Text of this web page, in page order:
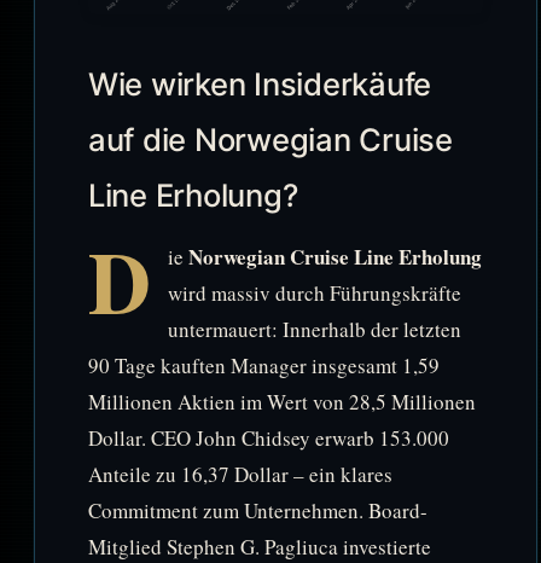
Wie wirken Insiderkäufe
auf die Norwegian Cruise
Line Erholung?
D ie Norwegian Cruise Line Erholung
wird massiv durch Führungskräfte
untermauert: Innerhalb der letzten
90 Tage kauften Manager insgesamt 1,59
Millionen Aktien im Wert von 28,5 Millionen
Dollar. CEO John Chidsey erwarb 153.000
Anteile zu 16,37 Dollar – ein klares
Commitment zum Unternehmen. Board-
Mitglied Stephen G. Pagliuca investierte